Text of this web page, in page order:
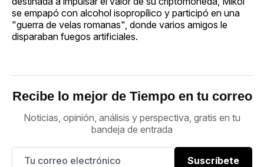
se empapó con alcohol isopropílico y participó en una
"guerra de velas romanas", donde varios amigos le
disparaban fuegos artificiales.
Recibe lo mejor de Tiempo en tu correo
Noticias, opinión, análisis y perspectiva, gratis en tu
bandeja de entrada
Suscríbete